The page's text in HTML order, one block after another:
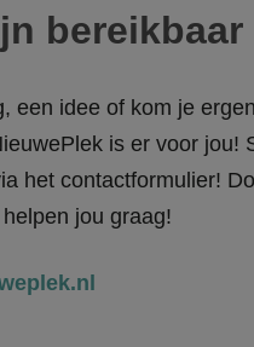
bereikbaar
een idee of kom je
is er voor jou!
het contactformulier!
jou graag!